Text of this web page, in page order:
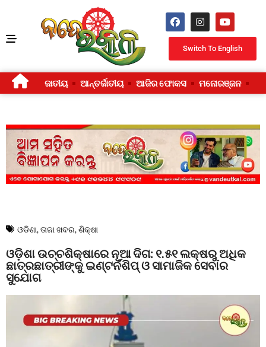
Switch To English
ଜାତୀୟ ଆନ୍ତର୍ଜାତୀୟ ଆଜିର ଫୋକସ ମନୋରଞ୍ଜନ
ଓଡିଶା,ତାଜା ଖବର,ଶିକ୍ଷା
ଓଡ଼ିଶା ଉଚ୍ଚଶିକ୍ଷାରେ ନୂଆ ଦିଗ: ୧.୫୧ ଲକ୍ଷରୁ ଅଧିକ
ଛାତ୍ରଛାତ୍ରୀଙ୍କୁ ଇଣ୍ଟର୍ନଶିପ୍ ଓ ସାମାଜିକ ସେବାର
ସୁଯୋଗ